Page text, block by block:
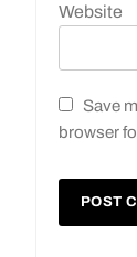
Website
Save
browser